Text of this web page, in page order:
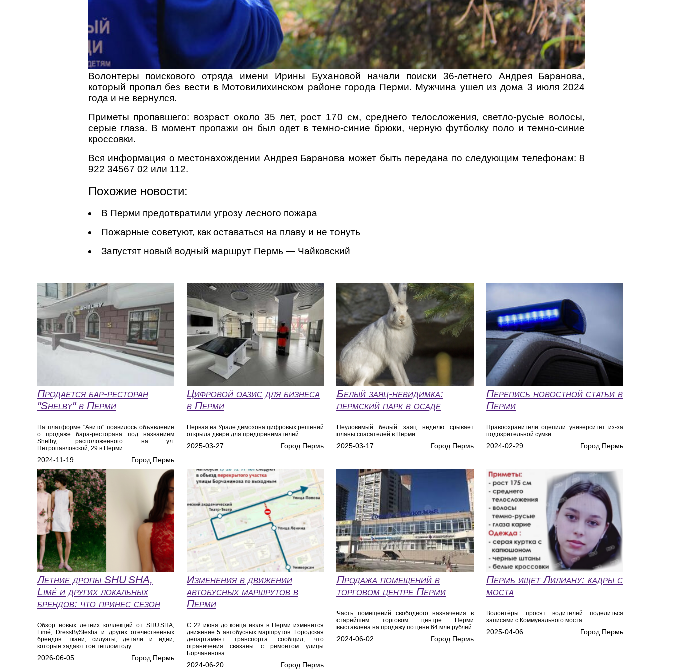
Волонтеры поискового отряда имени Ирины Бухановой начали поиски 36-летнего Андрея Баранова,
который пропал без вести в Мотовилихинском районе города Перми. Мужчина ушел из дома 3 июля 2024
года и не вернулся.
Приметы пропавшего: возраст около 35 лет, рост 170 см, среднего телосложения, светло-русые волосы,
серые глаза. В момент пропажи он был одет в темно-синие брюки, черную футболку поло и темно-синие
кроссовки.
Вся информация о местонахождении Андрея Баранова может быть передана по следующим телефонам: 8
922 34567 02 или 112.
Похожие новости:
В Перми предотвратили угрозу лесного пожара
Пожарные советуют, как оставаться на плаву и не тонуть
Запустят новый водный маршрут Пермь — Чайковский
Продается бар-ресторан
"Shelby" в Перми
На платформе "Авито" появилось объявление
о продаже бара-ресторана под названием
Shelby, расположенного на ул.
Петропавловской, 29 в Перми.
2024-11-19 Город Пермь
Цифровой оазис для бизнеса
в Перми
Первая на Урале демозона цифровых решений
открыла двери для предпринимателей.
2025-03-27 Город Пермь
Белый заяц-невидимка:
пермский парк в осаде
Неуловимый белый заяц неделю срывает
планы спасателей в Перми.
2025-03-17 Город Пермь
Перепись новостной статьи в
Перми
Правоохранители оцепили университет из-за
подозрительной сумки
2024-02-29 Город Пермь
Летние дропы SHU SHA,
Limé и других локальных
брендов: что принёс сезон
Обзор новых летних коллекций от SHU SHA,
Limé, DressByStesha и других отечественных
брендов: ткани, силуэты, детали и идеи,
которые задают тон теплом году.
2026-06-05 Город Пермь
Изменения в движении
автобусных маршрутов в
Перми
С 22 июня до конца июля в Перми изменится
движение 5 автобусных маршрутов. Городская
департамент транспорта сообщил, что
ограничения связаны с ремонтом улицы
Борчанинова.
2024-06-20 Город Пермь
Продажа помещений в
торговом центре Перми
Часть помещений свободного назначения в
старейшем торговом центре Перми
выставлена на продажу по цене 64 млн рублей.
2024-06-02 Город Пермь
Пермь ищет Лилиану: кадры с
моста
Волонтёры просят водителей поделиться
записями с Коммунального моста.
2025-04-06 Город Пермь